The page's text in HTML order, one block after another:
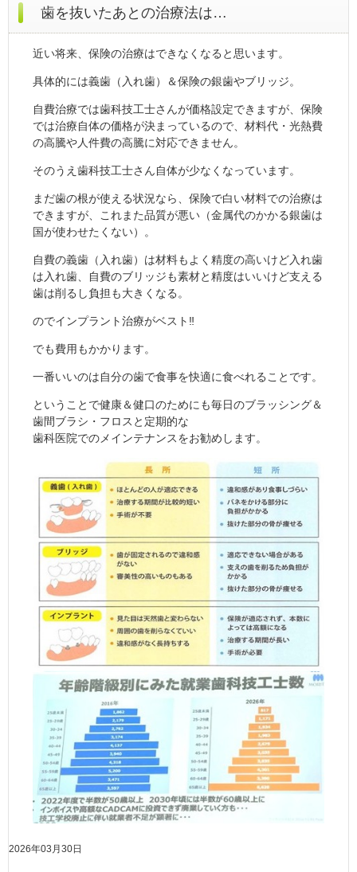
歯を抜いたあとの治療法は…
近い将来、保険の治療はできなくなると思います。
具体的には義歯（入れ歯）＆保険の銀歯やブリッジ。
自費治療では歯科技工士さんが価格設定できますが、保険
では治療自体の価格が決まっているので、材料代・光熱費
の高騰や人件費の高騰に対応できません。
そのうえ歯科技工士さん自体が少なくなっています。
まだ歯の根が使える状況なら、保険で白い材料での治療は
できますが、これまた品質が悪い（金属代のかかる銀歯は
国が使わせたくない）。
自費の義歯（入れ歯）は材料もよく精度の高いけど入れ歯
は入れ歯、自費のブリッジも素材と精度はいいけど支える
歯は削るし負担も大きくなる。
のでインプラント治療がベスト‼
でも費用もかかります。
一番いいのは自分の歯で食事を快適に食べれることです。
ということで健康＆健口のためにも毎日のブラッシング＆
歯間ブラシ・フロスと定期的な
歯科医院でのメインテナンスをお勧めします。
2026年03月30日